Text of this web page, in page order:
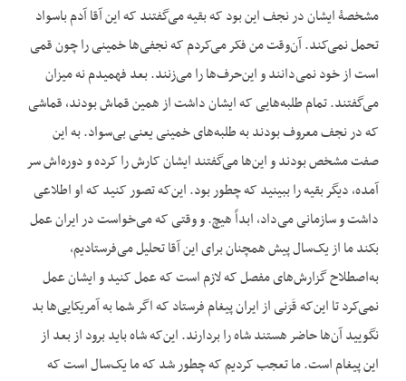
مشخصۀ ایشان در نجف این بود که بقیه می‌گفتند که این آقا آدم باسواد
تحمل نمی‌کند. آن‌وقت من فکر می‌کردم که نجفی‌ها خمینی را چون قمی
است از خود نمی‌دانند و این‌حرف‌ها را می‌زنند. بعد فهمیدم نه میزان
می‌گفتند. تمام طلبه‌هایی که ایشان داشت از همین قماش بودند، قماشی
که در نجف معروف بودند به طلبه‌های خمینی یعنی بی‌سواد. به این
صفت مشخص بودند و این‌ها می‌گفتند ایشان کارش را کرده و دوره‌اش سر
آمده، دیگر بقیه را ببینید که چطور بود. این‌که تصور کنید که او اطلاعی
داشت و سازمانی می‌داد، ابداً هیچ. و وقتی که می‌خواست در ایران عمل
بکند ما از یک‌سال پیش همچنان برای این آقا تحلیل می‌فرستادیم،
به‌اصطلاح گزارش‌های مفصل که لازم است که عمل کنید و ایشان عمل
نمی‌کرد تا این‌که قَرَنی از ایران پیغام فرستاد که اگر شما به آمریکایی‌ها بد
نگویید آن‌ها حاضر هستند شاه را بردارند. این‌که شاه باید برود از بعد از
این پیغام است. ما تعجب کردیم که چطور شد که ما یک‌سال است که